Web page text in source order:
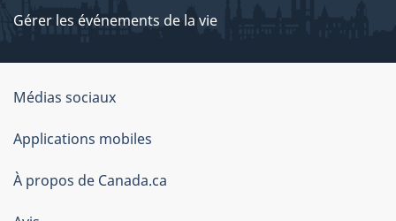
Gérer les événements de la vie
Organisation
du
gouvernement
du
Canada
Médias sociaux
Applications mobiles
À propos de Canada.ca